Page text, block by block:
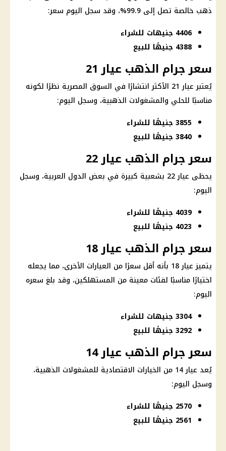
ذهب خالصة تصل إلى 99.9%، وقد سجل اليوم سعر:
4406 جنيهات للشراء
4388 جنيهًا للبيع
سعر جرام الذهب عيار 21
يُعتبرعيار 21
الأكثر انتشارًا في السوق المصرية نظرًا لكونه
مناسبًا للحلي والمشغولات الذهبية، وسجل اليوم:
3855 جنيهًا للشراء
3840 جنيهًا للبيع
سعر جرام الذهب عيار 22
يحظى عيار 22 بشعبية كبيرة في بعض الدول العربية، وسجل
اليوم:
4039 جنيهًا للشراء
4023 جنيهًا للبيع
سعر جرام الذهب عيار 18
يتميز عيار 18 بأنه أقل سعرًا من العيارات الأخرى، مما يجعله
اختيارًا مناسبًا لفئات معينة من المستهلكين، وقد بلغ سعره
اليوم:
3304 جنيهات للشراء
3292 جنيهًا للبيع
سعر جرام الذهب عيار 14
يُعد عيار 14 من الخيارات الاقتصادية للمشغولات الذهبية،
وسجل اليوم:
2570 جنيهًا للشراء
2561 جنيهًا للبيع